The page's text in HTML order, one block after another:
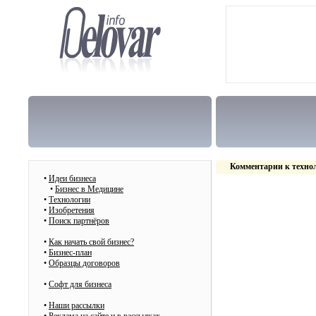
• Идеи бизнеса
• Бизнес в Медицине
• Технологии
• Изобретения
• Поиск партнёров
• Как начать свой бизнес?
• Бизнес-план
• Образцы договоров
• Cофт для бизнеса
• Наши рассылки
Комментарии к